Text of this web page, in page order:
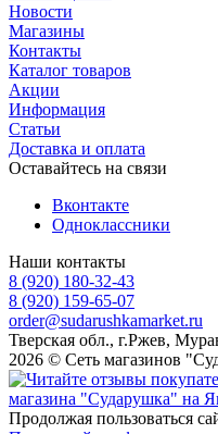
Новости
Магазины
Контакты
Каталог товаров
Акции
Информация
Статьи
Доставка и оплата
Оставайтесь на связи
Вконтакте
Одноклассники
Наши контакты
8 (920) 180-32-43
8 (920) 159-65-07
order@sudarushkamarket.ru
Тверская обл., г.Ржев,
2026 © Сеть магазинов
Продолжая пользоваться